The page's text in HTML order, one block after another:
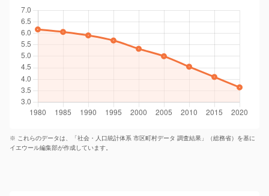
※ これらのデータは、「社会・人口統計体系 市区町村データ 調査結果」（総務省）を基に
イエウール編集部が作成しています。